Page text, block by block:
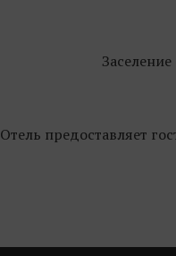
Отель предоставляет